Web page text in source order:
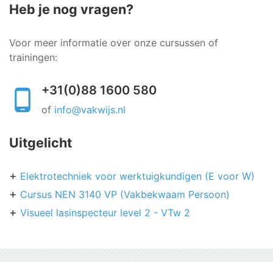
Heb je nog vragen?
Voor meer informatie over onze cursussen of
trainingen:
+31(0)88 1600 580
of info@vakwijs.nl
Uitgelicht
Elektrotechniek voor werktuigkundigen (E voor W)
Cursus NEN 3140 VP (Vakbekwaam Persoon)
Visueel lasinspecteur level 2 - VTw 2